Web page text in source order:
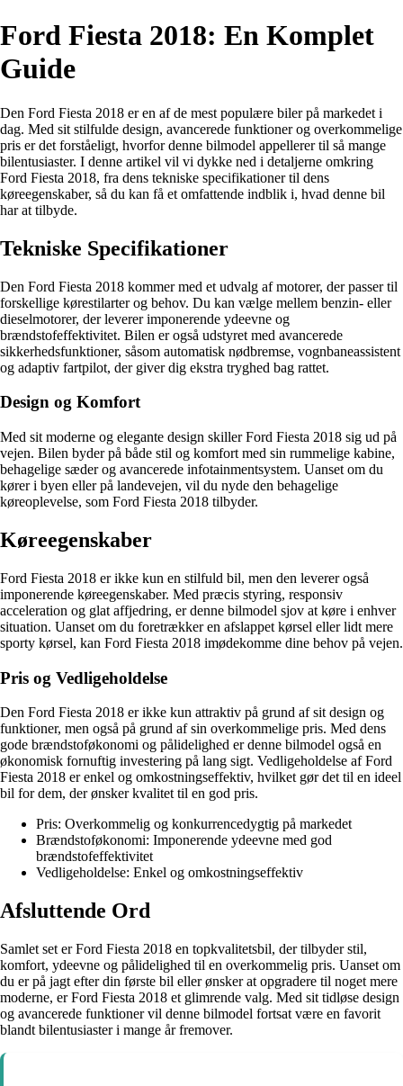
Ford Fiesta 2018: En Komplet
Guide
Den Ford Fiesta 2018 er en af de mest populære biler på markedet i
dag. Med sit stilfulde design, avancerede funktioner og overkommelige
pris er det forståeligt, hvorfor denne bilmodel appellerer til så mange
bilentusiaster. I denne artikel vil vi dykke ned i detaljerne omkring
Ford Fiesta 2018, fra dens tekniske specifikationer til dens
køreegenskaber, så du kan få et omfattende indblik i, hvad denne bil
har at tilbyde.
Tekniske Specifikationer
Den Ford Fiesta 2018 kommer med et udvalg af motorer, der passer til
forskellige kørestilarter og behov. Du kan vælge mellem benzin- eller
dieselmotorer, der leverer imponerende ydeevne og
brændstofeffektivitet. Bilen er også udstyret med avancerede
sikkerhedsfunktioner, såsom automatisk nødbremse, vognbaneassistent
og adaptiv fartpilot, der giver dig ekstra tryghed bag rattet.
Design og Komfort
Med sit moderne og elegante design skiller Ford Fiesta 2018 sig ud på
vejen. Bilen byder på både stil og komfort med sin rummelige kabine,
behagelige sæder og avancerede infotainmentsystem. Uanset om du
kører i byen eller på landevejen, vil du nyde den behagelige
køreoplevelse, som Ford Fiesta 2018 tilbyder.
Køreegenskaber
Ford Fiesta 2018 er ikke kun en stilfuld bil, men den leverer også
imponerende køreegenskaber. Med præcis styring, responsiv
acceleration og glat affjedring, er denne bilmodel sjov at køre i enhver
situation. Uanset om du foretrækker en afslappet kørsel eller lidt mere
sporty kørsel, kan Ford Fiesta 2018 imødekomme dine behov på vejen.
Pris og Vedligeholdelse
Den Ford Fiesta 2018 er ikke kun attraktiv på grund af sit design og
funktioner, men også på grund af sin overkommelige pris. Med dens
gode brændstoføkonomi og pålidelighed er denne bilmodel også en
økonomisk fornuftig investering på lang sigt. Vedligeholdelse af Ford
Fiesta 2018 er enkel og omkostningseffektiv, hvilket gør det til en ideel
bil for dem, der ønsker kvalitet til en god pris.
Pris: Overkommelig og konkurrencedygtig på markedet
Brændstoføkonomi: Imponerende ydeevne med god
brændstofeffektivitet
Vedligeholdelse: Enkel og omkostningseffektiv
Afsluttende Ord
Samlet set er Ford Fiesta 2018 en topkvalitetsbil, der tilbyder stil,
komfort, ydeevne og pålidelighed til en overkommelig pris. Uanset om
du er på jagt efter din første bil eller ønsker at opgradere til noget mere
moderne, er Ford Fiesta 2018 et glimrende valg. Med sit tidløse design
og avancerede funktioner vil denne bilmodel fortsat være en favorit
blandt bilentusiaster i mange år fremover.